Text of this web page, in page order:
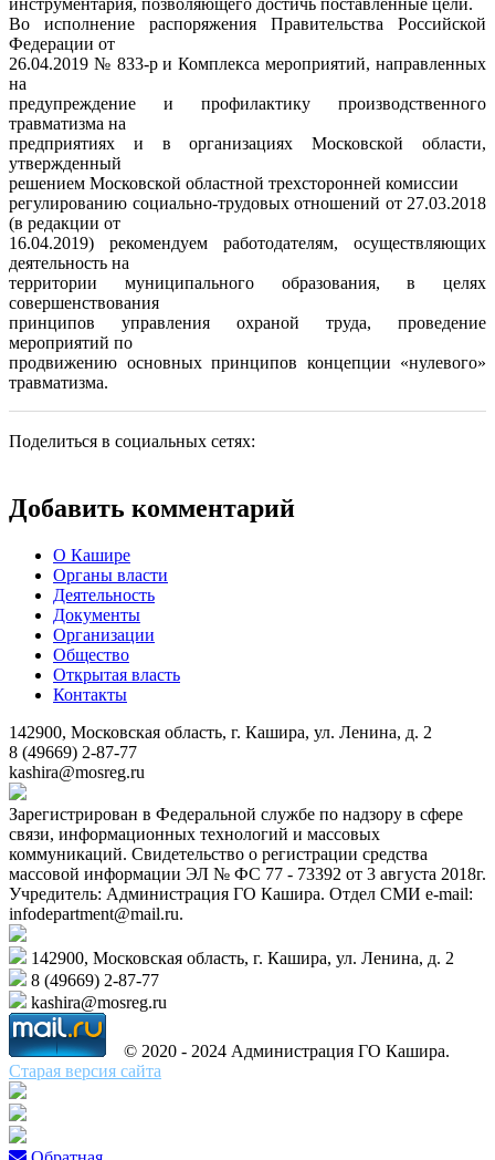
инструментария, позволяющего достичь поставленные цели.
Во исполнение распоряжения Правительства Российской
Федерации от
26.04.2019 № 833-р и Комплекса мероприятий, направленных
на
предупреждение и профилактику производственного
травматизма на
предприятиях и в организациях Московской области,
утвержденный
решением Московской областной трехсторонней комиссии
регулированию социально-трудовых отношений от 27.03.2018
(в редакции от
16.04.2019) рекомендуем работодателям, осуществляющих
деятельность на
территории муниципального образования, в целях
совершенствования
принципов управления охраной труда, проведение
мероприятий по
продвижению основных принципов концепции «нулевого»
травматизма.
Поделиться в социальных сетях:
Добавить комментарий
О Кашире
Органы власти
Деятельность
Документы
Организации
Общество
Открытая власть
Контакты
142900, Московская область, г. Кашира, ул. Ленина, д. 2
8 (49669) 2-87-77
kashira@mosreg.ru
Зарегистрирован в Федеральной службе по надзору в сфере
связи, информационных технологий и массовых
коммуникаций. Свидетельство о регистрации средства
массовой информации ЭЛ № ФС 77 - 73392 от 3 августа 2018г.
Учредитель: Администрация ГО Кашира. Отдел СМИ e-mail:
infodepartment@mail.ru.
142900, Московская область, г. Кашира, ул. Ленина, д. 2
8 (49669) 2-87-77
kashira@mosreg.ru
© 2020 - 2024 Администрация ГО Кашира.
Старая версия сайта